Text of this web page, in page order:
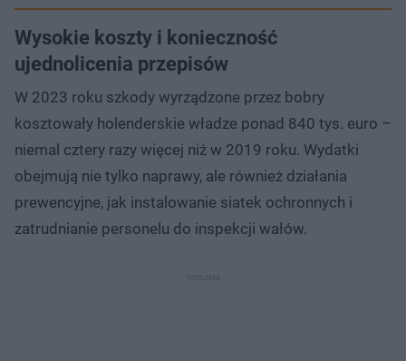
Wysokie koszty i konieczność
ujednolicenia przepisów
W 2023 roku szkody wyrządzone przez bobry
kosztowały holenderskie władze ponad 840 tys. euro –
niemal cztery razy więcej niż w 2019 roku. Wydatki
obejmują nie tylko naprawy, ale również działania
prewencyjne, jak instalowanie siatek ochronnych i
zatrudnianie personelu do inspekcji wałów.